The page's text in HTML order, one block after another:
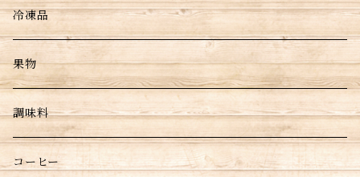
冷凍品
果物
調味料
コーヒー